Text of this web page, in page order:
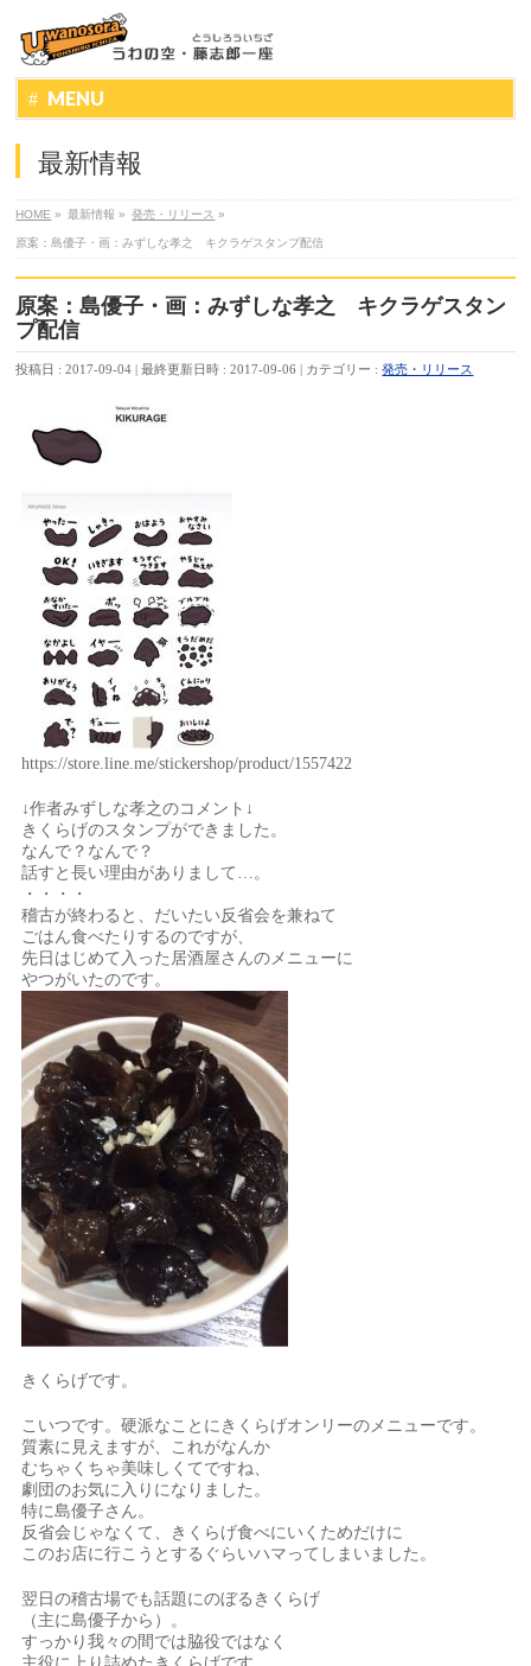
MENU
最新情報
HOME » 最新情報 » 発売・リリース »
原案：島優子・画：みずしな孝之 キクラゲスタンプ配信
原案：島優子・画：みずしな孝之 キクラゲスタン
プ配信
投稿日 : 2017-09-04 最終更新日時 : 2017-09-06 カテゴリー :発売・リリース
https://store.line.me/stickershop/product/1557422
↓作者みずしな孝之のコメント↓
きくらげのスタンプができました。
なんで？なんで？
話すと長い理由がありまして…。
・・・・
稽古が終わると、だいたい反省会を兼ねて
ごはん食べたりするのですが、
先日はじめて入った居酒屋さんのメニューに
やつがいたのです。
きくらげです。
こいつです。硬派なことにきくらげオンリーのメニューです。
質素に見えますが、これがなんか
むちゃくちゃ美味しくてですね、
劇団のお気に入りになりました。
特に島優子さん。
反省会じゃなくて、きくらげ食べにいくためだけに
このお店に行こうとするぐらいハマってしまいました。
翌日の稽古場でも話題にのぼるきくらげ
（主に島優子から）。
すっかり我々の間では脇役ではなく